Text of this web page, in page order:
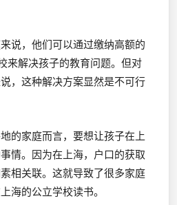
说，他们可以通过缴纳高额的
来解决孩子的教育问题。但对
，这种解决方案显然是不可行
的家庭而言，要想让孩子在上
情。因为在上海，户口的获取
相关联。这就导致了很多家庭
海的公立学校读书。